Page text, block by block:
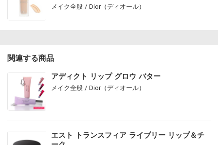
メイク全般 / Dior（ディオール）
関連する商品
アディクト リップ グロウ バター
メイク全般 / Dior（ディオール）
エスト トランスフィア ライブリー リップ＆チ